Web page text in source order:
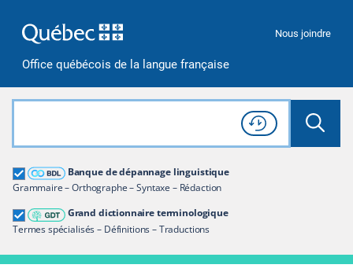
Office québécois de la langue française
Nous joindre
Rechercher dans tout le site
Lancer
Consulter l'
Historique
de recherche
Banque de dépannage linguistique
Grammaire – Orthographe – Syntaxe – Rédaction
Grand dictionnaire terminologique
Termes spécialisés – Définitions – Traductions
Grand dictionnaire terminologique
Restreindre aux termes